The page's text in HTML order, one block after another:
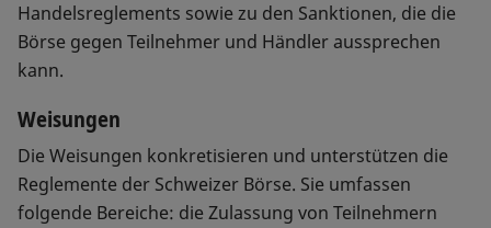
Handelsreglements sowie zu den Sanktionen, die die
Börse gegen Teilnehmer und Händler aussprechen
kann.
Weisungen
Die Weisungen konkretisieren und unterstützen die
Reglemente der Schweizer Börse. Sie umfassen
folgende Bereiche: die Zulassung von Teilnehmern